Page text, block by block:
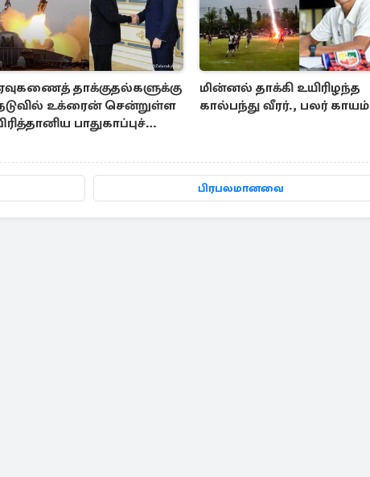
தாக்குதல்களுக்கு
உக்ரைன் சென்றுள்ள
பாதுகாப்புச்
மின்னல் தாக்கி உயிரிழந்த
கால்பந்து வீரர்., பலர் காயம்
பிரபலமானவை